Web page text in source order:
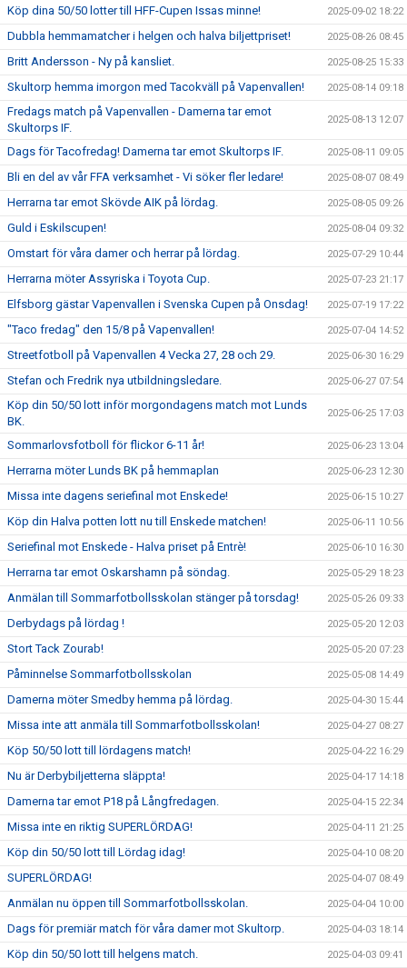
Köp dina 50/50 lotter till HFF-Cupen Issas minne! 2025-09-02 18:22
Dubbla hemmamatcher i helgen och halva biljettpriset! 2025-08-26 08:45
Britt Andersson - Ny på kansliet. 2025-08-25 15:33
Skultorp hemma imorgon med Tacokväll på Vapenvallen! 2025-08-14 09:18
Fredags match på Vapenvallen - Damerna tar emot
Skultorps IF.
2025-08-13 12:07
Dags för Tacofredag! Damerna tar emot Skultorps IF. 2025-08-11 09:05
Bli en del av vår FFA verksamhet - Vi söker fler ledare! 2025-08-07 08:49
Herrarna tar emot Skövde AIK på lördag. 2025-08-05 09:26
Guld i Eskilscupen! 2025-08-04 09:32
Omstart för våra damer och herrar på lördag. 2025-07-29 10:44
Herrarna möter Assyriska i Toyota Cup. 2025-07-23 21:17
Elfsborg gästar Vapenvallen i Svenska Cupen på Onsdag! 2025-07-19 17:22
"Taco fredag" den 15/8 på Vapenvallen! 2025-07-04 14:52
Streetfotboll på Vapenvallen 4 Vecka 27, 28 och 29. 2025-06-30 16:29
Stefan och Fredrik nya utbildningsledare. 2025-06-27 07:54
Köp din 50/50 lott inför morgondagens match mot Lunds
BK.
2025-06-25 17:03
Sommarlovsfotboll för flickor 6-11 år! 2025-06-23 13:04
Herrarna möter Lunds BK på hemmaplan 2025-06-23 12:30
Missa inte dagens seriefinal mot Enskede! 2025-06-15 10:27
Köp din Halva potten lott nu till Enskede matchen! 2025-06-11 10:56
Seriefinal mot Enskede - Halva priset på Entrè! 2025-06-10 16:30
Herrarna tar emot Oskarshamn på söndag. 2025-05-29 18:23
Anmälan till Sommarfotbollsskolan stänger på torsdag! 2025-05-26 09:33
Derbydags på lördag ! 2025-05-20 12:03
Stort Tack Zourab! 2025-05-20 07:23
Påminnelse Sommarfotbollsskolan 2025-05-08 14:49
Damerna möter Smedby hemma på lördag. 2025-04-30 15:44
Missa inte att anmäla till Sommarfotbollsskolan! 2025-04-27 08:27
Köp 50/50 lott till lördagens match! 2025-04-22 16:29
Nu är Derbybiljetterna släppta! 2025-04-17 14:18
Damerna tar emot P18 på Långfredagen. 2025-04-15 22:34
Missa inte en riktig SUPERLÖRDAG! 2025-04-11 21:25
Köp din 50/50 lott till Lördag idag! 2025-04-10 08:20
SUPERLÖRDAG! 2025-04-07 08:49
Anmälan nu öppen till Sommarfotbollsskolan. 2025-04-04 10:00
Dags för premiär match för våra damer mot Skultorp. 2025-04-03 18:14
Köp din 50/50 lott till helgens match. 2025-04-03 09:41